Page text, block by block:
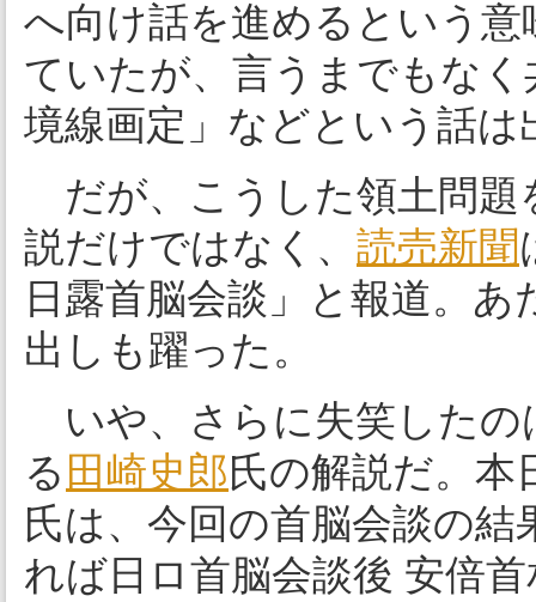
へ向け話を進めるという
ていたが、言うまでもな
境線画定」などという話は
だが、こうした領土問題
説だけではなく、 読売新聞
日露首脳会談」と報道。
出しも躍った。
いや、さらに失笑したの
る 田崎史郎氏の解説だ。本
氏は、今回の首脳会談の
れば日ロ首脳会談後 安倍